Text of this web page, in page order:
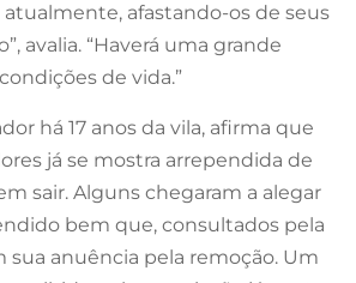
afastando-os de seus
avalia. “Haverá uma grande
de vida.”
há 17 anos da vila, afirma que
já se mostra arrependida de
sair. Alguns chegaram a alegar
bem que, consultados pela
sua anuência pela remoção. Um